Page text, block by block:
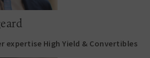
expertise High Yield & Convertibles